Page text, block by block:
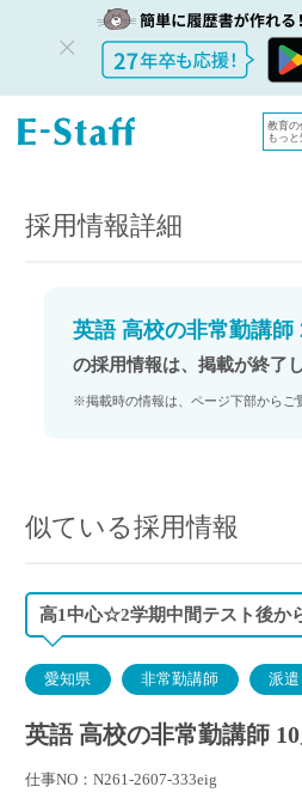
教育の
もっ
教員採用情
報のイー・
採用情
英語 高校の非常勤講師 2026年4月
採用情報詳細
英語 高校の非常勤講師
の採用情報は、掲載が終了
※掲載時の情報は、ページ下部からご
似ている採用情報
高1中心☆2学期中間テスト後か
愛知県 非常勤講師 派遣
英語 高校の非常勤講師
仕事NO：N261-2607-333eig